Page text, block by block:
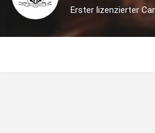
Erster lizenzierter